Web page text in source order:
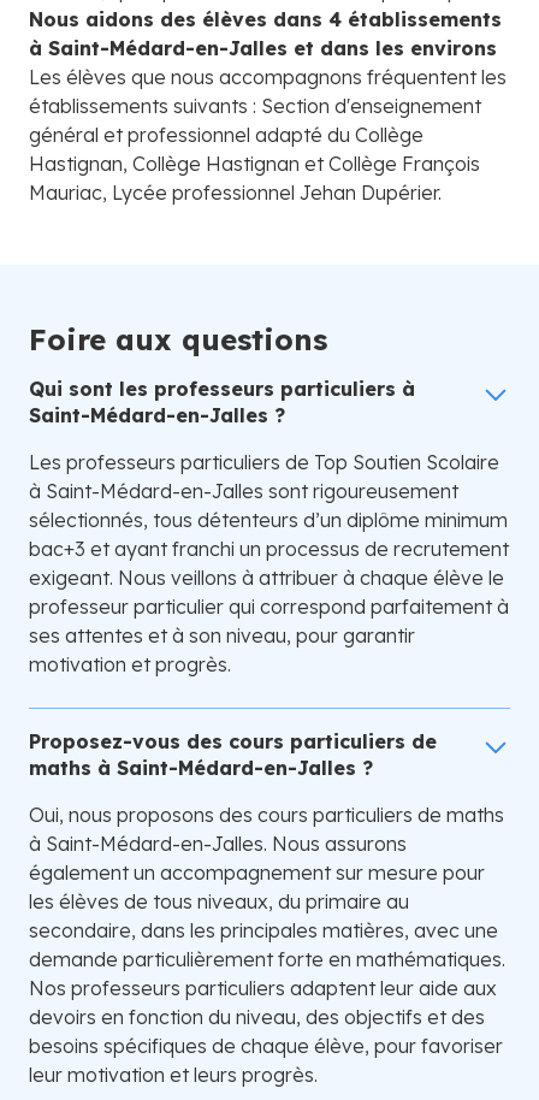
Nous aidons des élèves dans 4 établissements
à Saint-Médard-en-Jalles et dans les environs
Les élèves que nous accompagnons fréquentent les
établissements suivants : Section d'enseignement
général et professionnel adapté du Collège
Hastignan, Collège Hastignan et Collège François
Mauriac, Lycée professionnel Jehan Dupérier.
Foire aux questions
Qui sont les professeurs particuliers à
Saint-Médard-en-Jalles ?
Les professeurs particuliers de Top Soutien Scolaire
à Saint-Médard-en-Jalles sont rigoureusement
sélectionnés, tous détenteurs d’un diplôme minimum
bac+3 et ayant franchi un processus de recrutement
exigeant. Nous veillons à attribuer à chaque élève le
professeur particulier qui correspond parfaitement à
ses attentes et à son niveau, pour garantir
motivation et progrès.
Proposez-vous des cours particuliers de
maths à Saint-Médard-en-Jalles ?
Oui, nous proposons des cours particuliers de maths
à Saint-Médard-en-Jalles. Nous assurons
également un accompagnement sur mesure pour
les élèves de tous niveaux, du primaire au
secondaire, dans les principales matières, avec une
demande particulièrement forte en mathématiques.
Nos professeurs particuliers adaptent leur aide aux
devoirs en fonction du niveau, des objectifs et des
besoins spécifiques de chaque élève, pour favoriser
leur motivation et leurs progrès.